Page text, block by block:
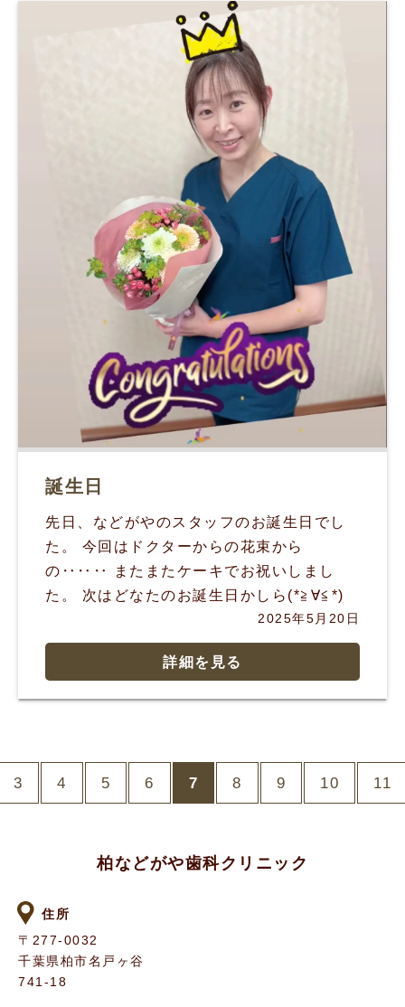
誕生日
先日、などがやのスタッフのお誕生日でし
た。 今回はドクターからの花束から
の‥‥‥ またまたケーキでお祝いしまし
た。 次はどなたのお誕生日かしら(*≧∀≦*)
2025年5月20日
詳細を見る
3 4 5 6 7 8 9 10 11
柏などがや歯科クリニック
住所
〒277-0032
千葉県柏市名戸ヶ谷
741-18